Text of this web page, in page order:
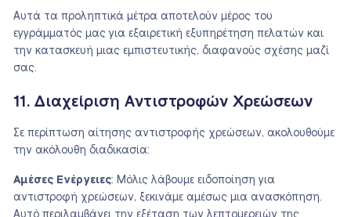
Αυτά τα προληπτικά μέτρα αποτελούν μέρος του
εγγράμματός μας για εξαιρετική εξυπηρέτηση πελατών και
την κατασκευή μιας εμπιστευτικής, διαφανούς σχέσης μαζί
σας.
11. Διαχείριση Αντιστροφών Χρεώσεων
Σε περίπτωση αίτησης αντιστροφής χρεώσεων, ακολουθούμε
την ακόλουθη διαδικασία:
Αμέσες Ενέργειες: Μόλις λάβουμε ειδοποίηση για
αντιστροφή χρεώσεων, ξεκινάμε αμέσως μια ανασκόπηση.
Αυτό περιλαμβάνει την εξέταση των λεπτομερειών της